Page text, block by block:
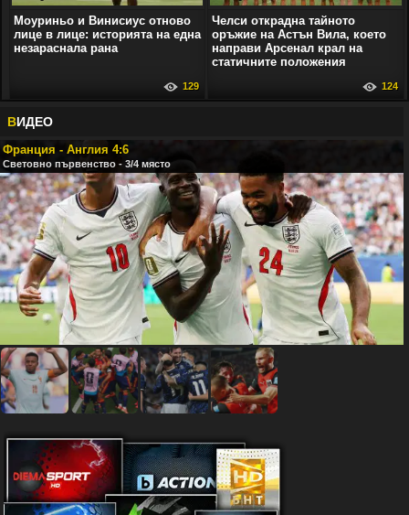
Моуриньо и Винисиус отново
лице в лице: историята на една
незараснала рана
129
Челси открадна тайното
оръжие на Астън Вила, което
направи Арсенал крал на
статичните положения
124
ВИДЕО
Франция - Англия 4:6
Световно първенство - 3/4 място